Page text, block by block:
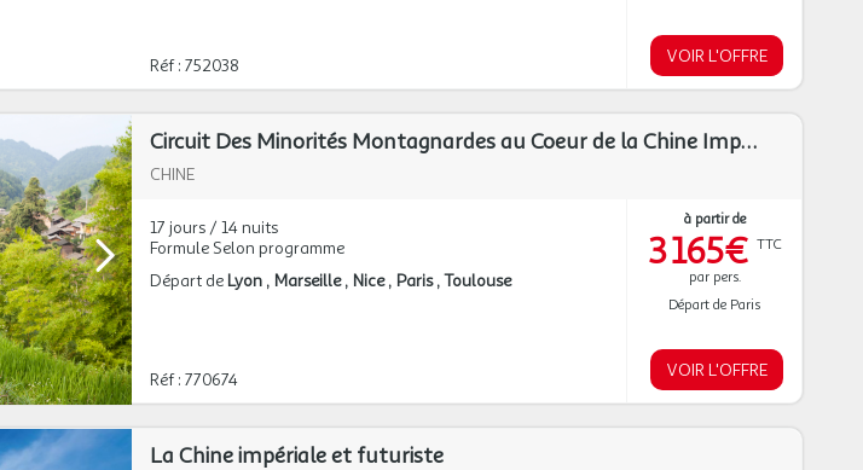
Réf : 752038 VOIR L'OFFRE
Circuit Des Minorités Montagnardes au Coeur de la Chine Impériale
CHINE
17 jours / 14 nuits
Formule Selon programme
Départ de Lyon Marseille Nice Paris Toulouse
Réf : 770674
à partir de
3 165€ TTC
par pers.
Départ de Paris
VOIR L'OFFRE
La Chine impériale et futuriste